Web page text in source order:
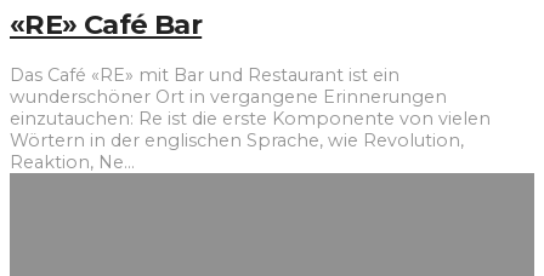
«RE» Café Bar
Das Café «RE» mit Bar und Restaurant ist ein
wunderschöner Ort in vergangene Erinnerungen
einzutauchen: Re ist die erste Komponente von vielen
Wörtern in der englischen Sprache, wie Revolution,
Reaktion, Ne...